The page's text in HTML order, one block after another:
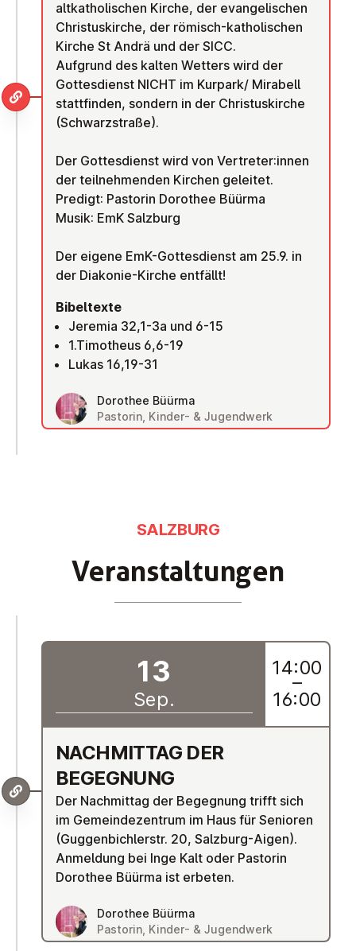
altkatholischen Kirche, der evangelischen
Christuskirche, der römisch-katholischen
Kirche St Andrä und der SICC.
Aufgrund des kalten Wetters wird der
Gottesdienst NICHT im Kurpark/ Mirabell
stattfinden, sondern in der Christuskirche
(Schwarzstraße).
Der Gottesdienst wird von Vertreter:innen
der teilnehmenden Kirchen geleitet.
Predigt: Pastorin Dorothee Büürma
Musik: EmK Salzburg
Der eigene EmK-Gottesdienst am 25.9. in
der Diakonie-Kirche entfällt!
Bibeltexte
Jeremia 32,1-3a und 6-15
1.Timotheus 6,6-19
Lukas 16,19-31
Dorothee Büürma
Pastorin, Kinder- & Jugendwerk
Ver­an­stal­tun­gen
SALZBURG
NACH­MIT­TAG DER
BEGEGNUNG
Der Nachmittag der Begegnung trifft sich
im Gemeindezentrum im Haus für Senioren
(Guggenbichlerstr. 20, Salzburg-Aigen).
Anmeldung bei Inge Kalt oder Pastorin
Dorothee Büürma ist erbeten.
Dorothee Büürma
Pastorin, Kinder- & Jugendwerk
13
Sep.
14:00
–
16:00